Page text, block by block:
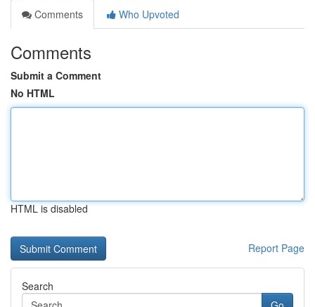
Comments
Who Upvoted
Comments
Submit a Comment
No HTML
HTML is disabled
Report Page
Search